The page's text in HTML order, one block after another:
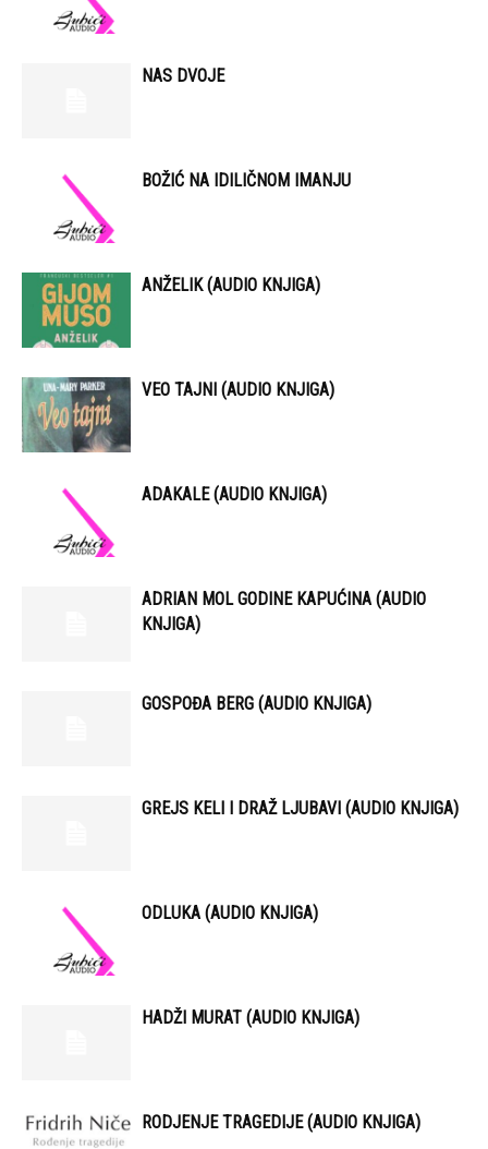
NAS DVOJE
BOŽIĆ NA IDILIČNOM IMANJU
ANŽELIK (AUDIO KNJIGA)
VEO TAJNI (AUDIO KNJIGA)
ADAKALE (AUDIO KNJIGA)
ADRIAN MOL GODINE KAPUĆINA (AUDIO
KNJIGA)
GOSPOĐA BERG (AUDIO KNJIGA)
GREJS KELI I DRAŽ LJUBAVI (AUDIO KNJIGA)
ODLUKA (AUDIO KNJIGA)
HADŽI MURAT (AUDIO KNJIGA)
RODJENJE TRAGEDIJE (AUDIO KNJIGA)